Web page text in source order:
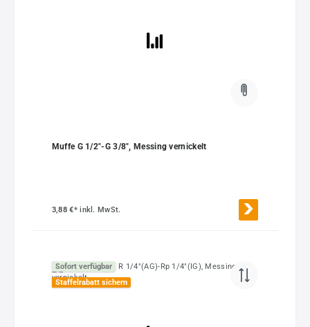
Muffe G 1/2"-G 3/8", Messing vernickelt
3,88 €*inkl. MwSt.
Sofort verfügbar
Staffelrabatt sichern